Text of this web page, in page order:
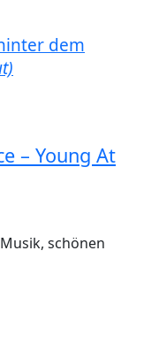
dem
– Young At
schönen